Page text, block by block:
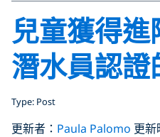
兒童獲得
潛水員認
Type: Post
更新者： Paula Palomo 更